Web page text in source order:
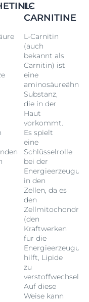
L-
CARNITINE
L-Carnitin
(auch
bekannt als
Carnitin) ist
eine
Substanz,
die in der
Haut
vorkommt.
Es spielt
eine
Schlüsselrolle
bei der
Energieerzeugung
in den
Zellen, da es
den
Zellmitochondrien
(den
Kraftwerken
für die
hilft, Lipide
zu
verstoffwechseln.
Auf diese
Weise kann